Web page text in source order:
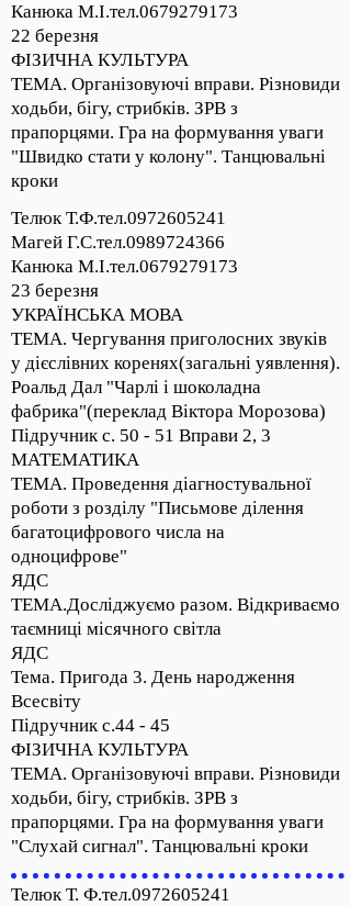
Канюка М.І.тел.0679279173
22 березня
ФІЗИЧНА КУЛЬТУРА
ТЕМА. Організовуючі вправи. Різновиди
ходьби, бігу, стрибків. ЗРВ з
прапорцями. Гра на формування уваги
"Швидко стати у колону". Танцювальні
кроки
Телюк Т.Ф.тел.0972605241
Магей Г.С.тел.0989724366
Канюка М.І.тел.0679279173
23 березня
УКРАЇНСЬКА МОВА
ТЕМА. Чергування приголосних звуків
у дієслівних коренях(загальні уявлення).
Роальд Дал "Чарлі і шоколадна
фабрика"(переклад Віктора Морозова)
Підручник с. 50 - 51 Вправи 2, 3
МАТЕМАТИКА
ТЕМА. Проведення діагностувальної
роботи з розділу "Письмове ділення
багатоцифрового числа на
одноцифрове"
ЯДС
ТЕМА.Досліджуємо разом. Відкриваємо
таємниці місячного світла
ЯДС
Тема. Пригода 3. День народження
Всесвіту
Підручник с.44 - 45
ФІЗИЧНА КУЛЬТУРА
ТЕМА. Організовуючі вправи. Різновиди
ходьби, бігу, стрибків. ЗРВ з
прапорцями. Гра на формування уваги
"Слухай сигнал". Танцювальні кроки
Телюк Т. Ф.тел.0972605241